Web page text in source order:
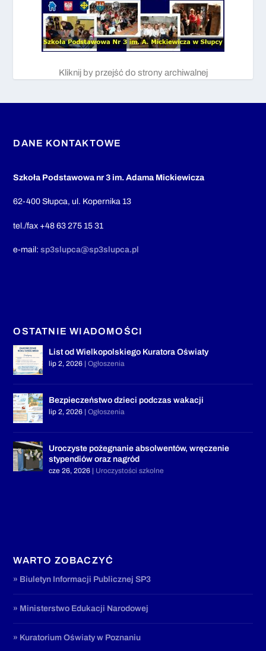
Kliknij by przejść do strony archiwalnej
DANE KONTAKTOWE
Szkoła Podstawowa nr 3 im. Adama Mickiewicza
62-400 Słupca, ul. Kopernika 13
tel./fax +48 63 275 15 31
e-mail:sp3slupca@sp3slupca.pl
OSTATNIE WIADOMOŚCI
List od Wielkopolskiego Kuratora Oświaty
lip 2, 2026 |Ogłoszenia
Bezpieczeństwo dzieci podczas wakacji
lip 2, 2026 |Ogłoszenia
Uroczyste pożegnanie absolwentów, wręczenie
stypendiów oraz nagród
cze 26, 2026 | Uroczystości szkolne
WARTO ZOBACZYĆ
» Biuletyn Informacji Publicznej SP3
» Ministerstwo Edukacji Narodowej
» Kuratorium Oświaty w Poznaniu